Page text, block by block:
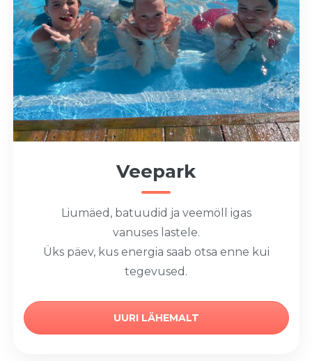
Veepark
Liumäed, batuudid ja veemöll igas
vanuses lastele.
Üks päev, kus energia saab otsa enne kui
tegevused.
UURI LÄHEMALT